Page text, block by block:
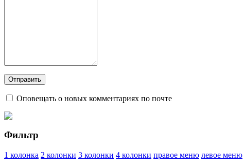
Оповещать о новых комментариях по почте
Фильтр
1 колонка 2 колонки 3 колонки 4 колонки правое меню левое меню